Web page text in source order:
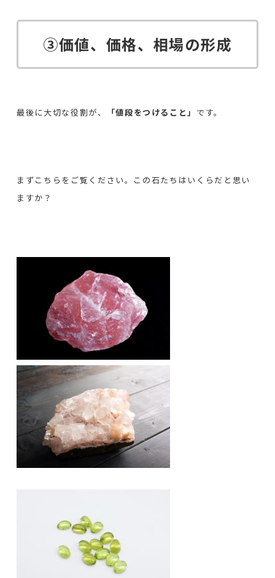
③価値、価格、相場の形成
最後に大切な役割が、 「値段をつけること」 です。
まずこちらをご覧ください。この石たちはいくらだと思い
ますか？